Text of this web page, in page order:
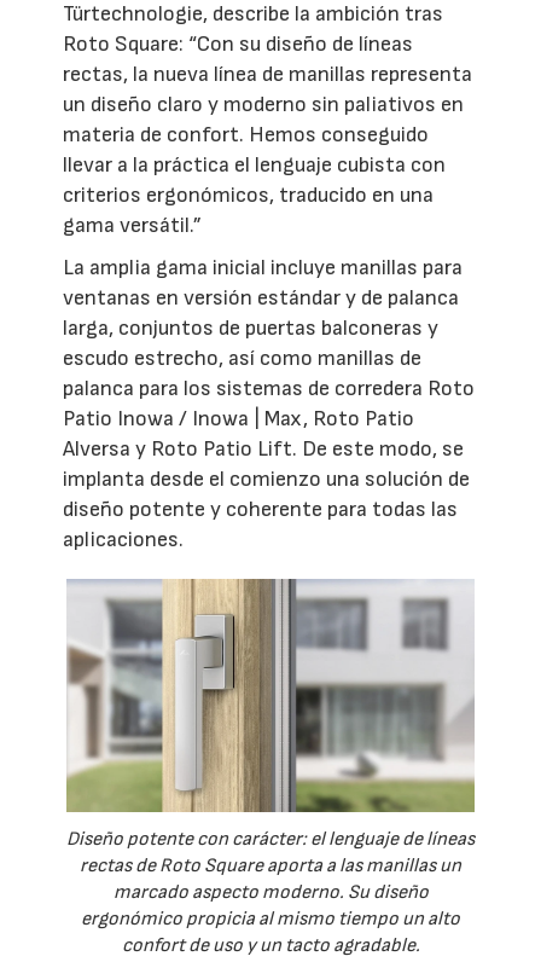
Türtechnologie, describe la ambición tras
Roto Square: “Con su diseño de líneas
rectas, la nueva línea de manillas representa
un diseño claro y moderno sin paliativos en
materia de confort. Hemos conseguido
llevar a la práctica el lenguaje cubista con
criterios ergonómicos, traducido en una
gama versátil.”
La amplia gama inicial incluye manillas para
ventanas en versión estándar y de palanca
larga, conjuntos de puertas balconeras y
escudo estrecho, así como manillas de
palanca para los sistemas de corredera Roto
Patio Inowa / Inowa | Max, Roto Patio
Alversa y Roto Patio Lift. De este modo, se
implanta desde el comienzo una solución de
diseño potente y coherente para todas las
aplicaciones.
Diseño potente con carácter: el lenguaje de líneas
rectas de Roto Square aporta a las manillas un
marcado aspecto moderno. Su diseño
ergonómico propicia al mismo tiempo un alto
confort de uso y un tacto agradable.